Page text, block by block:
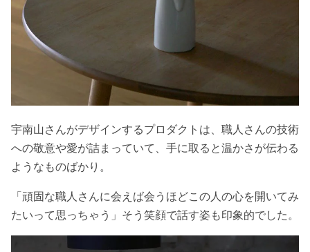
宇南山さんがデザインするプロダクトは、職人さんの技術
への敬意や愛が詰まっていて、手に取ると温かさが伝わる
ようなものばかり。
「頑固な職人さんに会えば会うほどこの人の心を開いてみ
たいって思っちゃう」そう笑顔で話す姿も印象的でした。